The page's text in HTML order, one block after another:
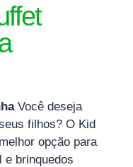
Você deseja
filhos? O Kid
opção para
e brinquedos